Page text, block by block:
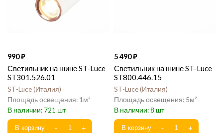
990
Светильник на шине ST-Luce
ST301.526.01
ST-Luce Италия
1
721
5 490
Светильник на шине ST-Luce
ST800.446.15
ST-Luce Италия
5
8